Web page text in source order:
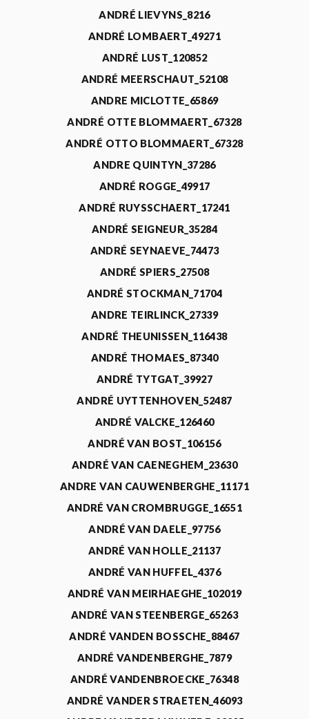
ANDRÉ LIEVYNS_8216
ANDRÉ LOMBAERT_49271
ANDRÉ LUST_120852
ANDRÉ MEERSCHAUT_52108
ANDRE MICLOTTE_65869
ANDRÉ OTTE BLOMMAERT_67328
ANDRÉ OTTO BLOMMAERT_67328
ANDRE QUINTYN_37286
ANDRÉ ROGGE_49917
ANDRÉ RUYSSCHAERT_17241
ANDRÉ SEIGNEUR_35284
ANDRÉ SEYNAEVE_74473
ANDRÉ SPIERS_27508
ANDRÉ STOCKMAN_71704
ANDRE TEIRLINCK_27339
ANDRÉ THEUNISSEN_116438
ANDRÉ THOMAES_87340
ANDRÉ TYTGAT_39927
ANDRÉ UYTTENHOVEN_52487
ANDRÉ VALCKE_126460
ANDRÉ VAN BOST_106156
ANDRÉ VAN CAENEGHEM_23630
ANDRE VAN CAUWENBERGHE_11171
ANDRÉ VAN CROMBRUGGE_16551
ANDRÉ VAN DAELE_97756
ANDRÉ VAN HOLLE_21137
ANDRÉ VAN HUFFEL_4376
ANDRÉ VAN MEIRHAEGHE_102019
ANDRÉ VAN STEENBERGE_65263
ANDRÉ VANDEN BOSSCHE_88467
ANDRÉ VANDENBERGHE_7879
ANDRÉ VANDENBROECKE_76348
ANDRÉ VANDER STRAETEN_46093